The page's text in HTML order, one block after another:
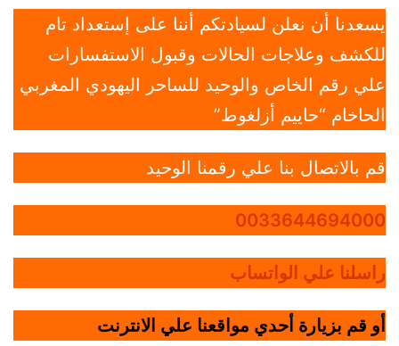
يسعدنا أن نعلن لسيادتكم أننا على إستعداد تام
للكشف وعلاجات الحالات وقبول الاستفسارات
علي رقم الخاص والوحيد للساحر اليهودي المغربي
الحاخام “حاييم أزلغوط”
قم بالاتصال بنا علي رقمنا الوحيد
0033644694000
راسلنا علي الواتساب
أو قم بزيارة أحدي مواقعنا علي الانترنت